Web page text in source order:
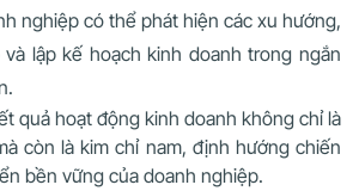
nghiệp có thể phát hiện các xu hướng,
lập kế hoạch kinh doanh trong ngắn
quả hoạt động kinh doanh không chỉ là
còn là kim chỉ nam, định hướng chiến
bền vững của doanh nghiệp.